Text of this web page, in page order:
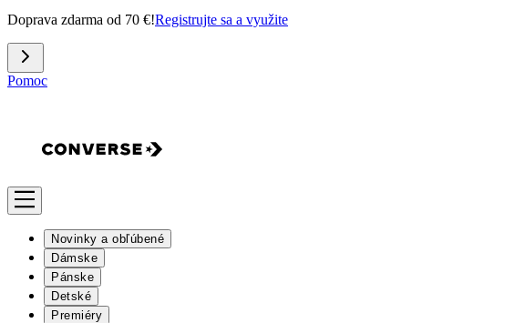
Doprava zdarma od 70 €!Registrujte sa a využite
Pomoc
Novinky a obľúbené
Dámske
Pánske
Detské
Premiéry